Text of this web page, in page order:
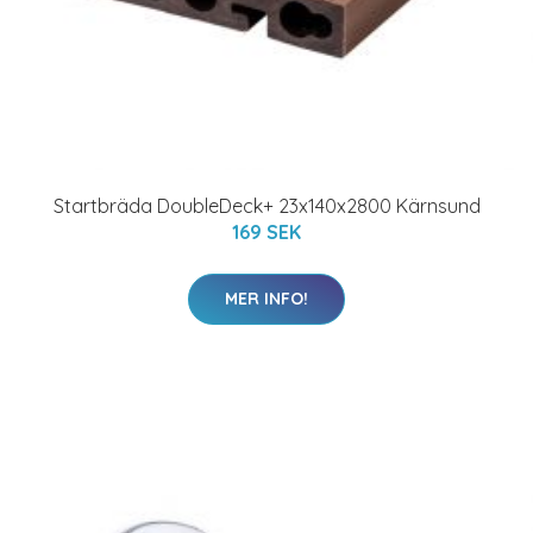
Startbräda DoubleDeck+ 23x140x2800 Kärnsund
169 SEK
MER INFO!